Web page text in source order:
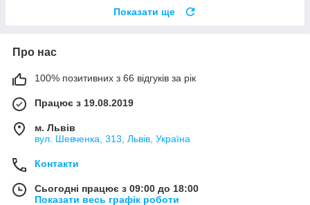
Показати ще
Про нас
100% позитивних з 66 відгуків за рік
Працює з 19.08.2019
м. Львів
вул. Шевченка, 313, Львів, Україна
Контакти
Сьогодні працює з 09:00 до 18:00
Показати весь графік роботи